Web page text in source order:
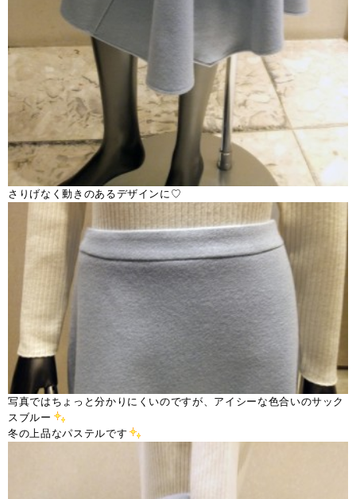
さりげなく動きのあるデザインに♡
写真ではちょっと分かりにくいのですが、アイシーな色合いのサック
スブルー
冬の上品なパステルです